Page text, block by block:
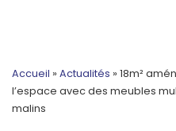
Accueil » Actualités » 18m²
l’espace avec des meubles
malins